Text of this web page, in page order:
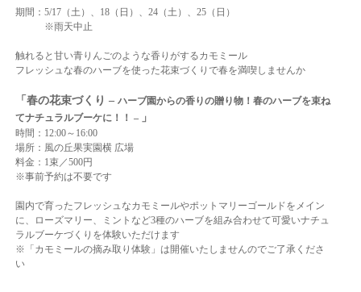
期間：5/17（土）、18（日）、24（土）、25（日）
※雨天中止
触れると甘い青りんごのような香りがするカモミール
フレッシュな春のハーブを使った花束づくりで春を満喫しませんか
「春の花束づくり – ハーブ園からの香りの贈り物！春のハーブを束ね
てナチュラルブーケに！！ – 」
時間：12:00～16:00
場所：風の丘果実園横 広場
料金：1束／500円
※事前予約は不要です
園内で育ったフレッシュなカモミールやポットマリーゴールドをメイン
に、ローズマリー、ミントなど3種のハーブを組み合わせて可愛いナチュ
ラルブーケづくりを体験いただけます
※「カモミールの摘み取り体験」は開催いたしませんのでご了承くださ
い